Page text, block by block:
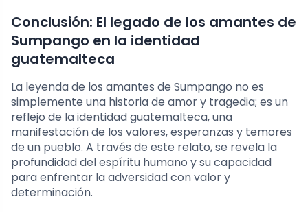
Conclusión: El legado de los amantes de
Sumpango en la identidad
guatemalteca
La leyenda de los amantes de Sumpango no es
simplemente una historia de amor y tragedia; es un
reflejo de la identidad guatemalteca, una
manifestación de los valores, esperanzas y temores
de un pueblo. A través de este relato, se revela la
profundidad del espíritu humano y su capacidad
para enfrentar la adversidad con valor y
determinación.